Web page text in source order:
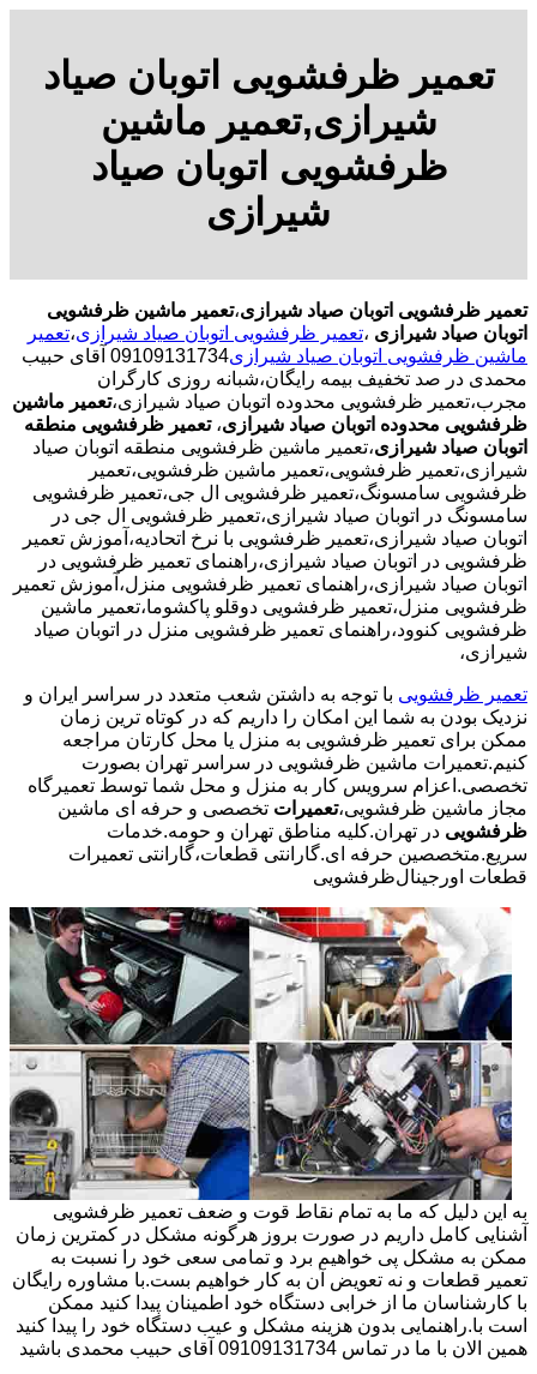
تعمیر ظرفشویی اتوبان صیاد
شیرازی,تعمیر ماشین
ظرفشویی اتوبان صیاد
شیرازی
تعمیر ظرفشویی اتوبان صیاد شیرازی،تعمیر ماشین ظرفشویی
اتوبان صیاد شیرازی ،تعمیر ظرفشویی اتوبان صیاد شیرازی،تعمیر
ماشین ظرفشویی اتوبان صیاد شیرازی
09109131734 آقای حبیب
محمدی در صد تخفیف بیمه رایگان،شبانه روزی کارگران
مجرب،تعمیر ظرفشویی محدوده اتوبان صیاد شیرازی،تعمیر ماشین
ظرفشویی محدوده اتوبان صیاد شیرازی، تعمیر ظرفشویی منطقه
اتوبان صیاد شیرازی،تعمیر ماشین ظرفشویی منطقه اتوبان صیاد
شیرازی،تعمیر ظرفشویی،تعمیر ماشین ظرفشویی،تعمیر
ظرفشویی سامسونگ،تعمیر ظرفشویی ال جی،تعمیر ظرفشویی
سامسونگ در اتوبان صیاد شیرازی،تعمیر ظرفشویی ال جی در
اتوبان صیاد شیرازی،تعمیر ظرفشویی با نرخ اتحادیه،آموزش تعمیر
ظرفشویی در اتوبان صیاد شیرازی،راهنمای تعمیر ظرفشویی در
اتوبان صیاد شیرازی،راهنمای تعمیر ظرفشویی منزل،آموزش تعمیر
ظرفشویی منزل،تعمیر ظرفشویی دوقلو پاکشوما،تعمیر ماشین
ظرفشویی کنوود،راهنمای تعمیر ظرفشویی منزل در اتوبان صیاد
شیرازی،
تعمیر ظرفشویی با توجه به داشتن شعب متعدد در سراسر ایران و
نزدیک بودن به شما این امکان را داریم که در کوتاه ترین زمان
ممکن برای تعمیر ظرفشویی به منزل یا محل کارتان مراجعه
کنیم.تعمیرات ماشین ظرفشویی در سراسر تهران بصورت
تخصصی.اعزام سرویس کار به منزل و محل شما توسط تعمیرگاه
مجاز ماشین ظرفشویی،تعمیرات تخصصی و حرفه ای ماشین
ظرفشویی در تهران.کلیه مناطق تهران و حومه.خدمات
سریع.متخصصین حرفه ای.گارانتی قطعات،گارانتی تعمیرات
قطعات اورجینالظرفشویی
به این دلیل که ما به تمام نقاط قوت و ضعف تعمیر ظرفشویی
آشنایی کامل داریم در صورت بروز هرگونه مشکل در کمترین زمان
ممکن به مشکل پی خواهیم برد و تمامی سعی خود را نسبت به
تعمیر قطعات و نه تعویض آن به کار خواهیم بست.با مشاوره رایگان
با کارشناسان ما از خرابی دستگاه خود اطمینان پیدا کنید ممکن
است با.راهنمایی بدون هزینه مشکل و عیب دستگاه خود را پیدا کنید
همین الان با ما در تماس 09109131734 آقای حبیب محمدی باشید